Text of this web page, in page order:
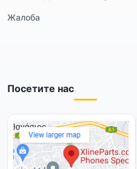
Жалоба
Посетите нас